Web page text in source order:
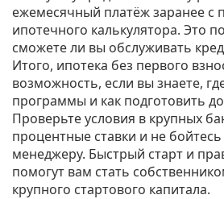
ежемесячный платёж заранее
ипотечного калькулятора. Это
сможете ли вы обслуживать
Итого, ипотека без первого
возможность, если вы знаете,
программы и как подготовить
Проверьте условия в крупных
процентные ставки и не
менеджеру. Быстрый старт и
помогут вам стать
крупного стартового капитала.